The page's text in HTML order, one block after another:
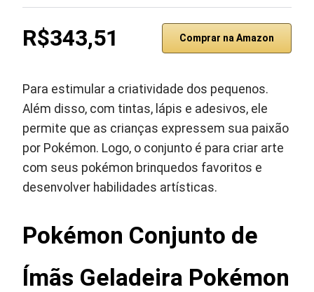
R$343,51 Comprar na Amazon
Para estimular a criatividade dos pequenos.
Além disso, com tintas, lápis e adesivos, ele
permite que as crianças expressem sua paixão
por Pokémon. Logo, o conjunto é para criar arte
com seus pokémon brinquedos favoritos e
desenvolver habilidades artísticas.
Pokémon Conjunto de
Ímãs Geladeira Pokémon